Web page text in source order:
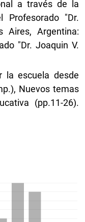
a través de la
Profesorado "Dr.
Aires, Argentina:
"Dr. Joaquin V.
la escuela desde
Nuevos temas
(pp.11-26).